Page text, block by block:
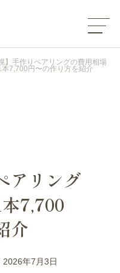
】手作りペアリングの費用相場
本7,700円〜の作り方を紹介
アリング
7,700
介
2026年7月3日